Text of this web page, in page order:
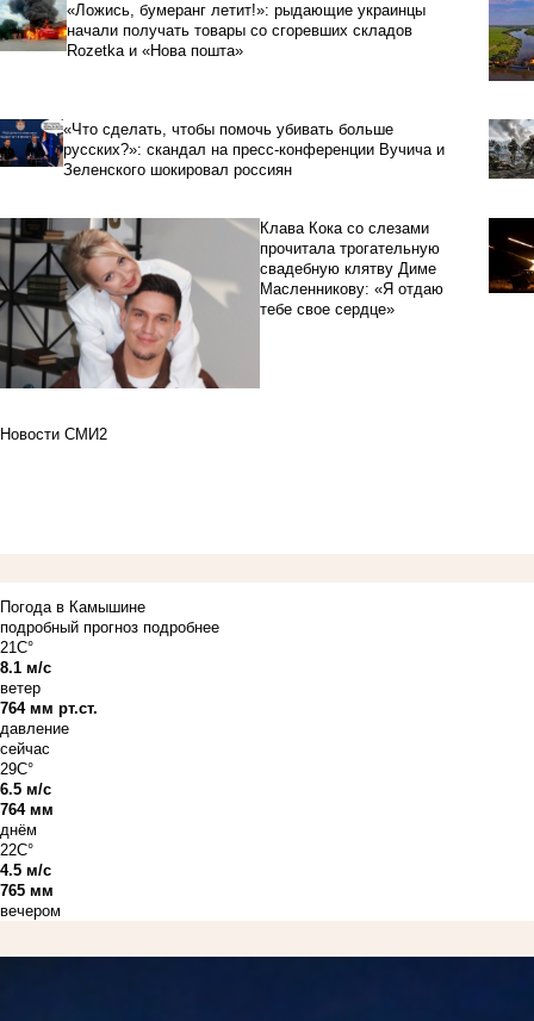
«Ложись, бумеранг летит!»: рыдающие украинцы
начали получать товары со сгоревших складов
Rozetka и «Нова пошта»
«Что сделать, чтобы помочь убивать больше
русских?»: скандал на пресс-конференции Вучича и
Зеленского шокировал россиян
Клава Кока со слезами
прочитала трогательную
свадебную клятву Диме
Масленникову: «Я отдаю
тебе свое сердце»
Новости СМИ2
Погода в Камышине
подробный прогноз подробнее
21C°
8.1 м/с
ветер
764 мм рт.ст.
давление
сейчас
29C°
6.5 м/с
764 мм
днём
22C°
4.5 м/с
765 мм
вечером